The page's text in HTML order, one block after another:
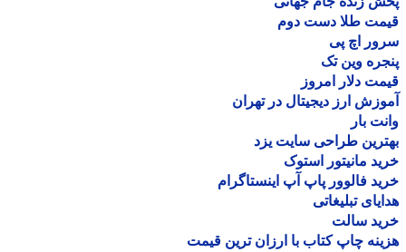
طلا دست دوم
اچ پی
وین تک
دلار امروز
ارز دیجیتال در تهران
بار
طراحی سایت یزد
مانیتور استوک
فالوور پاپ آپ اینستاگرام
تبلیغاتی
سالت
چاپ کتاب با ارزان ترین قیمت